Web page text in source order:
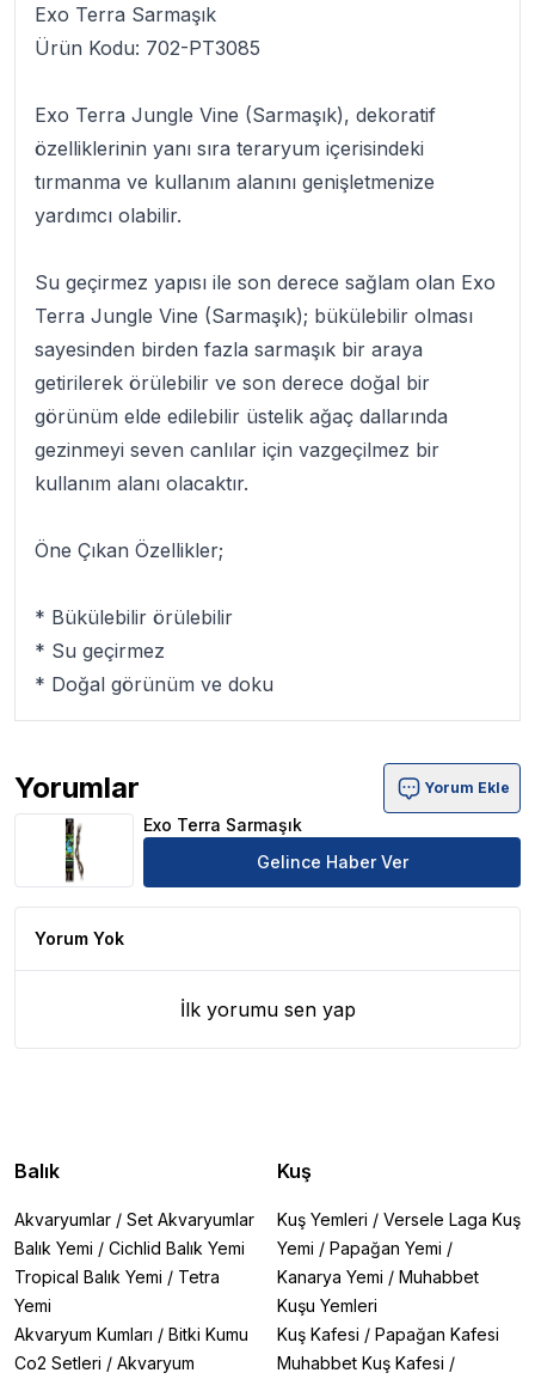
Exo Terra Sarmaşık
Ürün Kodu: 702-PT3085
Exo Terra Jungle Vine (Sarmaşık), dekoratif
özelliklerinin yanı sıra teraryum içerisindeki
tırmanma ve kullanım alanını genişletmenize
yardımcı olabilir.
Su geçirmez yapısı ile son derece sağlam olan Exo
Terra Jungle Vine (Sarmaşık); bükülebilir olması
sayesinden birden fazla sarmaşık bir araya
getirilerek örülebilir ve son derece doğal bir
görünüm elde edilebilir üstelik ağaç dallarında
gezinmeyi seven canlılar için vazgeçilmez bir
kullanım alanı olacaktır.
Öne Çıkan Özellikler;
* Bükülebilir örülebilir
* Su geçirmez
* Doğal görünüm ve doku
Yorumlar
Exo Terra Sarmaşık Ürün Yorumları
Yorum Ekle
Exo Terra Sarmaşık
Gelince Haber Ver
Yorum Yok
İlk yorumu sen yap
Balık
Akvaryumlar / Set Akvaryumlar
Balık Yemi / Cichlid Balık Yemi
Tropical Balık Yemi / Tetra
Yemi
Akvaryum Kumları / Bitki Kumu
Co2 Setleri / Akvaryum
Kuş
Kuş Yemleri / Versele Laga Kuş
Yemi / Papağan Yemi /
Kanarya Yemi / Muhabbet
Kuşu Yemleri
Kuş Kafesi / Papağan Kafesi
Muhabbet Kuş Kafesi /